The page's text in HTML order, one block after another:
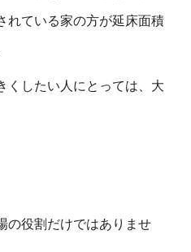
れている家の方が延床面積
くしたい人にとっては、大
の役割だけではありませ